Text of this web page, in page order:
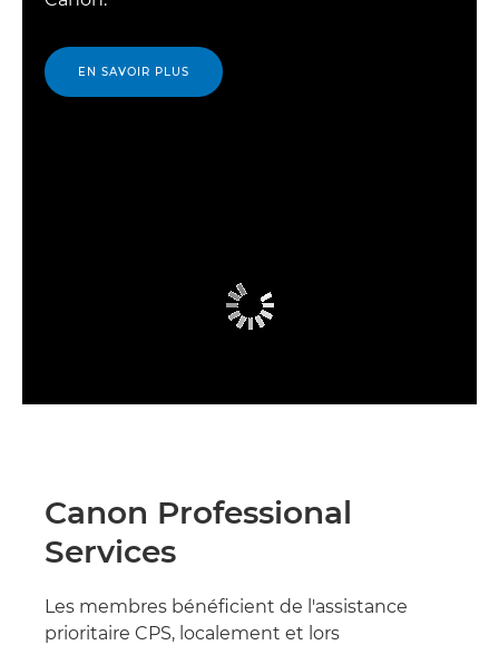
EN SAVOIR PLUS
Canon Professional
Services
Les membres bénéficient de l'assistance
prioritaire CPS, localement et lors